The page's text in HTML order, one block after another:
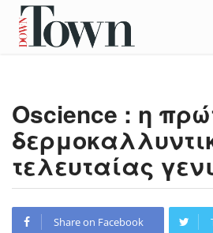
Oscience : η
τελευταίας
Share on Facebook